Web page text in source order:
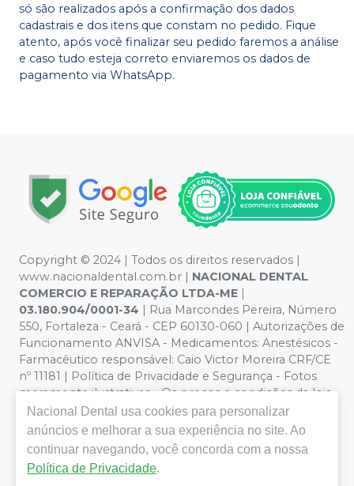
só são realizados após a confirmação dos dados
cadastrais e dos itens que constam no pedido. Fique
atento, após você finalizar seu pedido faremos a análise
e caso tudo esteja correto enviaremos os dados de
pagamento via WhatsApp.
Copyright © 2024 | Todos os direitos reservados |
www.nacionaldental.com.br | NACIONAL DENTAL
COMERCIO E REPARAÇÃO LTDA-ME |
03.180.904/0001-34 | Rua Marcondes Pereira, Número
550, Fortaleza - Ceará - CEP 60130-060 | Autorizações de
Funcionamento ANVISA - Medicamentos: Anestésicos -
Farmacêutico responsável: Caio Victor Moreira CRF/CE
nº 11181 | Política de Privacidade e Segurança - Fotos
meramente ilustrativas - Os preços e condições da loja
virtual estão sujeitos a alterações. Em caso de
divergência de preços no site, o valor válido é o do
Carrinho de Compra. Não vendemos por atacado, por
isso nos reservamos o direito de não atender compras
de grandes volumes pelo site.
Nacional Dental usa cookies para personalizar
anúncios e melhorar a sua experiência no site. Ao
continuar navegando, você concorda com a nossa
Política de Privacidade.